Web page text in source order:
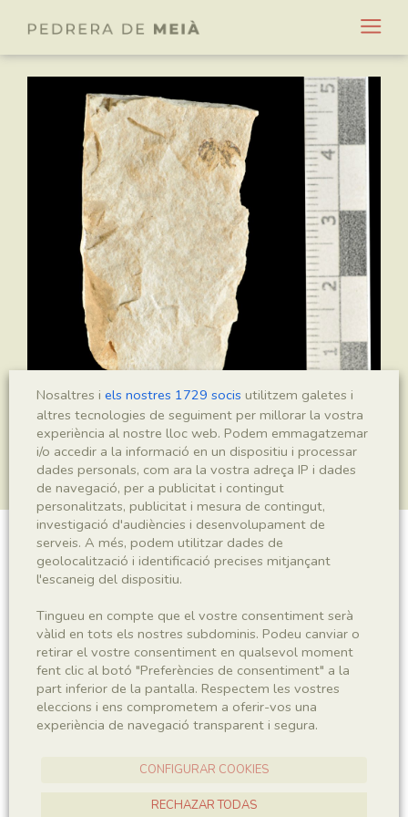
Plantae indet.
Sigla
MNHN 17823a
Taxonomia
Nosaltres i els nostres 1729 socis utilitzem galetes i
altres tecnologies de seguiment per millorar la vostra
experiència al nostre lloc web. Podem emmagatzemar
i/o accedir a la informació en un dispositiu i processar
dades personals, com ara la vostra adreça IP i dades
de navegació, per a publicitat i contingut
personalitzats, publicitat i mesura de contingut,
investigació d'audiències i desenvolupament de
serveis. A més, podem utilitzar dades de
geolocalització i identificació precises mitjançant
l'escaneig del dispositiu.
Tingueu en compte que el vostre consentiment serà
vàlid en tots els nostres subdominis. Podeu canviar o
retirar el vostre consentiment en qualsevol moment
fent clic al botó "Preferències de consentiment" a la
part inferior de la pantalla. Respectem les vostres
eleccions i ens comprometem a oferir-vos una
experiència de navegació transparent i segura.
CONFIGURAR COOKIES
RECHAZAR TODAS